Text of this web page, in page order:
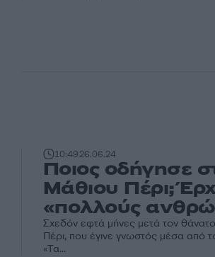
10:4926.06.24
Ποιος οδήγησε
Μάθιου Πέρι;
«πολλούς
Σχεδόν εφτά μήνες μετά τον
Πέρι, που έγινε γνωστός μέσα από
«Τα...